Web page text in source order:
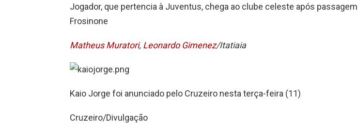
Jogador, que pertencia à Juventus, chega ao clube celeste após
Frosinone
Matheus Muratori, Leonardo Gimenez/Itatiaia
Kaio Jorge foi anunciado pelo Cruzeiro nesta terça-feira (11)
Cruzeiro/Divulgação